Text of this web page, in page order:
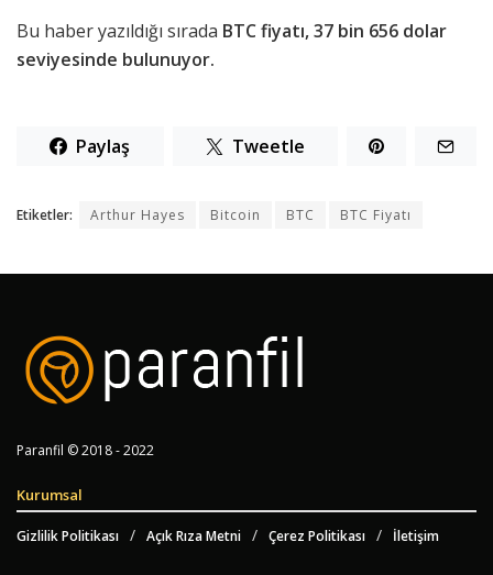
Bu haber yazıldığı sırada BTC fiyatı, 37 bin 656 dolar
seviyesinde bulunuyor.
Paylaş Tweetle
Etiketler: Arthur Hayes Bitcoin BTC BTC Fiyatı
Paranfil © 2018 - 2022
Kurumsal
Gizlilik Politikası Açık Rıza Metni Çerez Politikası İletişim